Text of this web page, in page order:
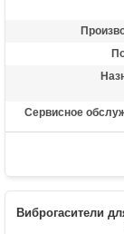
Сервисное
Виброгасители